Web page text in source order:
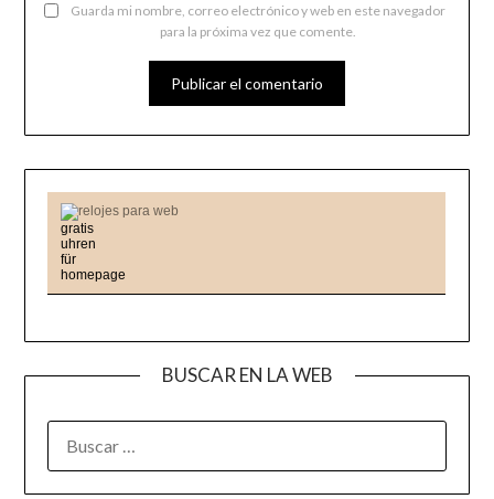
Guarda mi nombre, correo electrónico y web en este navegador
para la próxima vez que comente.
relojes para web
BUSCAR EN LA WEB